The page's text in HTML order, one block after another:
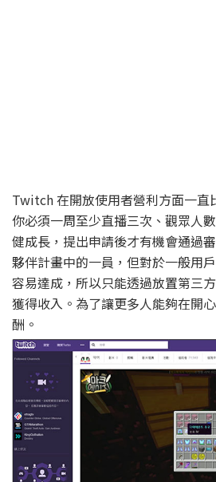
Twitch 在開放使用者營利方面一直
你必須一周至少直播三次、觀眾人
健成長，提出申請後才有機會通過
夥伴計畫中的一員，但對於一般用
容易達成，所以只能透過放置第三
獲得收入。為了讓更多人能夠在開
酬。